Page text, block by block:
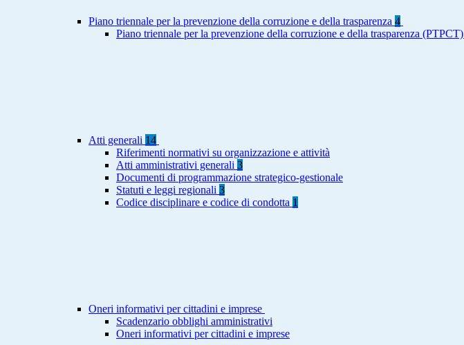
Piano triennale per la prevenzione della corruzione e della trasparenza 4
Piano triennale per la prevenzione della corruzione e della trasparenza (PTPCT)
Atti generali 14
Riferimenti normativi su organizzazione e attività
Atti amministrativi generali 3
Documenti di programmazione strategico-gestionale
Statuti e leggi regionali 3
Codice disciplinare e codice di condotta 1
Oneri informativi per cittadini e imprese
Scadenzario obblighi amministrativi
Oneri informativi per cittadini e imprese